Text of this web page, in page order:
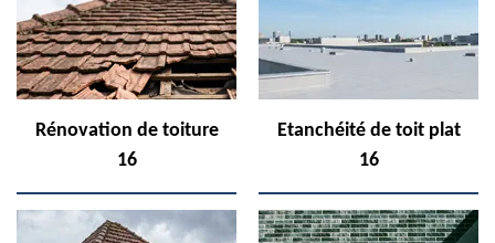
Rénovation de toiture
16
Etanchéité de toit plat
16